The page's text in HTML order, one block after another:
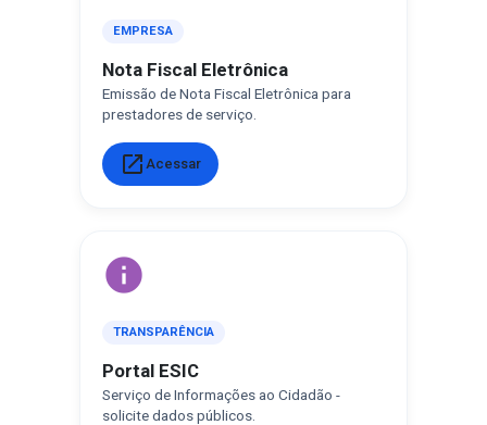
EMPRESA
Nota Fiscal Eletrônica
Emissão de Nota Fiscal Eletrônica para
prestadores de serviço.
open_in_new Acessar
info
TRANSPARÊNCIA
Portal ESIC
Serviço de Informações ao Cidadão -
solicite dados públicos.